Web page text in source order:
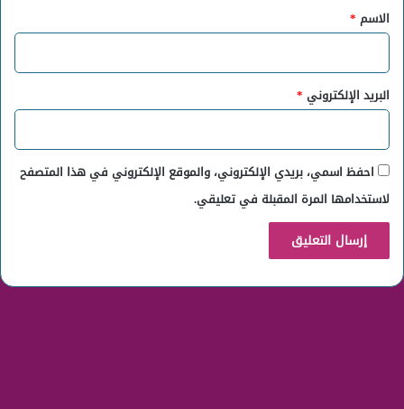
*
الاسم *
البريد الإلكتروني *
احفظ اسمي، بريدي الإلكتروني، والموقع الإلكتروني في هذا المتصفح
لاستخدامها المرة المقبلة في تعليقي.